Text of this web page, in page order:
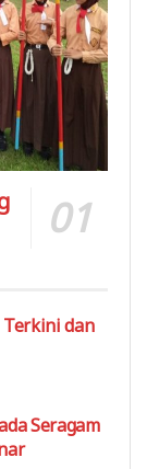
Terkini dan
Seragam